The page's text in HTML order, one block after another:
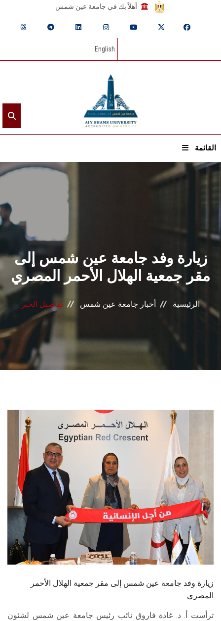
أهلاً بك في جامعة عين شمس
English
القائمة
الرئيسيـة
عن الجامعة
القطاعـات
الشئون الأكاديمية
البحث العلمي
الرعاية الصحية
المراكز والوحدات
الأنظمة الذكية
تواصل معنا
الطلاب
هيئة التدريس
الدراسات العليا
الخريجين
الموظفون
الزائـرون
سجل الان
زيارة وفد جامعة عين شمس إلى
مقر جمعية الهلال الأحمر المصري
الرئيسية أخبار جامعة عين شمس تفاصيل الخبر
زيارة وفد جامعة عين شمس إلى مقر جمعية الهلال الأحمر
المصري
ترأست أ. د. غادة فاروق نائب رئيس جامعة عين شمس لشئون